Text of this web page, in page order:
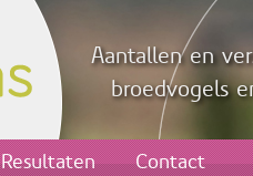
Aantallen en
broedvogels
Resultaten Contact